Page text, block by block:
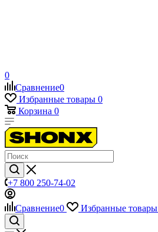
0
Сравнение0
Избранные товары 0
Корзина 0
+7 800 250-74-02
Сравнение0 Избранные товары